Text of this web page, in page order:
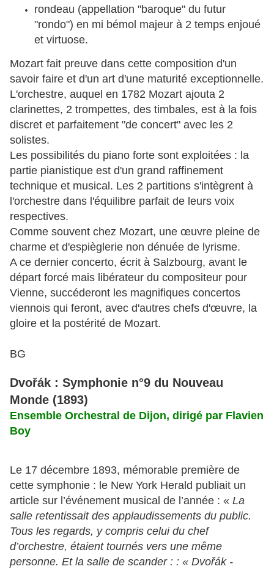
rondeau (appellation "baroque" du futur
"rondo") en mi bémol majeur à 2 temps enjoué
et virtuose.
Mozart fait preuve dans cette composition d'un
savoir faire et d'un art d'une maturité exceptionnelle.
L'orchestre, auquel en 1782 Mozart ajouta 2
clarinettes, 2 trompettes, des timbales, est à la fois
discret et parfaitement "de concert" avec les 2
solistes.
Les possibilités du piano forte sont exploitées : la
partie pianistique est d'un grand raffinement
technique et musical. Les 2 partitions s'intègrent à
l'orchestre dans l'équilibre parfait de leurs voix
respectives.
Comme souvent chez Mozart, une œuvre pleine de
charme et d'espièglerie non dénuée de lyrisme.
A ce dernier concerto, écrit à Salzbourg, avant le
départ forcé mais libérateur du compositeur pour
Vienne, succéderont les magnifiques concertos
viennois qui feront, avec d'autres chefs d'œuvre, la
gloire et la postérité de Mozart.
BG
Dvořák : Symphonie n°9 du Nouveau
Monde (1893)
Ensemble Orchestral de Dijon, dirigé par Flavien
Boy
Le 17 décembre 1893, mémorable première de
cette symphonie : le New York Herald publiait un
article sur l’événement musical de l’année : « La
salle retentissait des applaudissements du public.
Tous les regards, y compris celui du chef
d’orchestre, étaient tournés vers une même
personne. Et la salle de scander : : « Dvořák -